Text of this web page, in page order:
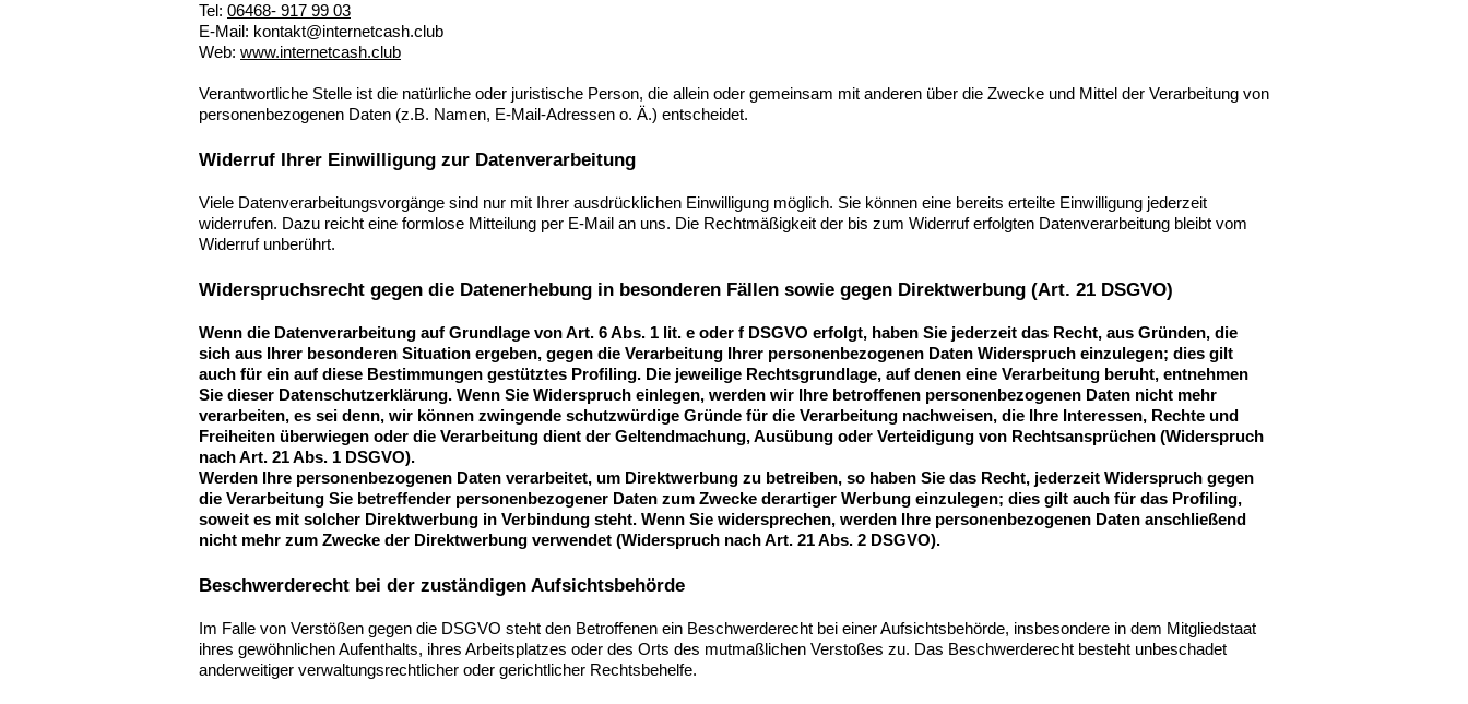
Tel: 06468- 917 99 03
E-Mail: kontakt@internetcash.club
Web: www.internetcash.club
Verantwortliche Stelle ist die natürliche oder juristische Person, die allein oder gemeinsam mit anderen über die Zwecke und Mittel der Verarbeitung von
personenbezogenen Daten (z.B. Namen, E-Mail-Adressen o. Ä.) entscheidet.
Widerruf Ihrer Einwilligung zur Datenverarbeitung
Viele Datenverarbeitungsvorgänge sind nur mit Ihrer ausdrücklichen Einwilligung möglich. Sie können eine bereits erteilte Einwilligung jederzeit
widerrufen. Dazu reicht eine formlose Mitteilung per E-Mail an uns. Die Rechtmäßigkeit der bis zum Widerruf erfolgten Datenverarbeitung bleibt vom
Widerruf unberührt.
Widerspruchsrecht gegen die Datenerhebung in besonderen Fällen sowie gegen Direktwerbung (Art. 21 DSGVO)
Wenn die Datenverarbeitung auf Grundlage von Art. 6 Abs. 1 lit. e oder f DSGVO erfolgt, haben Sie jederzeit das Recht, aus Gründen, die
sich aus Ihrer besonderen Situation ergeben, gegen die Verarbeitung Ihrer personenbezogenen Daten Widerspruch einzulegen; dies gilt
auch für ein auf diese Bestimmungen gestütztes Profiling. Die jeweilige Rechtsgrundlage, auf denen eine Verarbeitung beruht, entnehmen
Sie dieser Datenschutzerklärung. Wenn Sie Widerspruch einlegen, werden wir Ihre betroffenen personenbezogenen Daten nicht mehr
verarbeiten, es sei denn, wir können zwingende schutzwürdige Gründe für die Verarbeitung nachweisen, die Ihre Interessen, Rechte und
Freiheiten überwiegen oder die Verarbeitung dient der Geltendmachung, Ausübung oder Verteidigung von Rechtsansprüchen (Widerspruch
nach Art. 21 Abs. 1 DSGVO).
Werden Ihre personenbezogenen Daten verarbeitet, um Direktwerbung zu betreiben, so haben Sie das Recht, jederzeit Widerspruch gegen
die Verarbeitung Sie betreffender personenbezogener Daten zum Zwecke derartiger Werbung einzulegen; dies gilt auch für das Profiling,
soweit es mit solcher Direktwerbung in Verbindung steht. Wenn Sie widersprechen, werden Ihre personenbezogenen Daten anschließend
nicht mehr zum Zwecke der Direktwerbung verwendet (Widerspruch nach Art. 21 Abs. 2 DSGVO).
Beschwerderecht bei der zuständigen Aufsichtsbehörde
Im Falle von Verstößen gegen die DSGVO steht den Betroffenen ein Beschwerderecht bei einer Aufsichtsbehörde, insbesondere in dem Mitgliedstaat
ihres gewöhnlichen Aufenthalts, ihres Arbeitsplatzes oder des Orts des mutmaßlichen Verstoßes zu. Das Beschwerderecht besteht unbeschadet
anderweitiger verwaltungsrechtlicher oder gerichtlicher Rechtsbehelfe.